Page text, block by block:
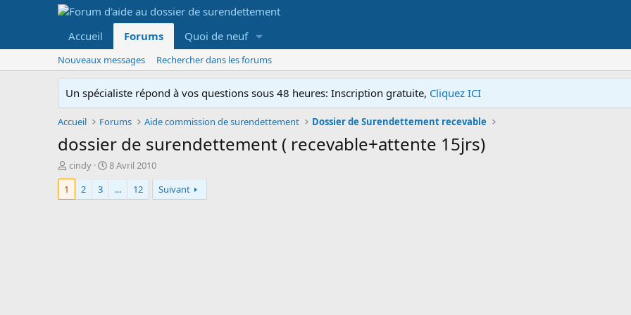
Accueil Forums Quoi de neuf
Nouveaux messages Rechercher dans les forums
Un spécialiste répond à vos questions sous 48 heures: Inscription gratuite, Cliquez ICI
Accueil Forums Aide commission de surendettement Dossier de Surendettement recevable
dossier de surendettement ( recevable+attente 15jrs)
A
u
e
cindy
D
a
e
8 Avril 2010
1
2 3 ... 12 Suivant